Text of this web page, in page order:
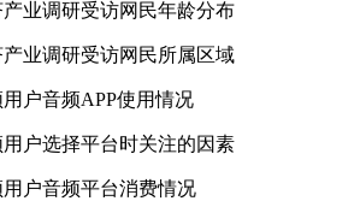
业调研受访网民年龄分布
业调研受访网民所属区域
户音频APP使用情况
户选择平台时关注的因素
户音频平台消费情况